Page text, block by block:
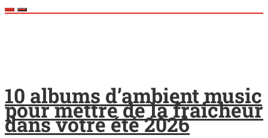
10 albums d’ambient music
pour mettre de la fraicheur
dans votre été 2026